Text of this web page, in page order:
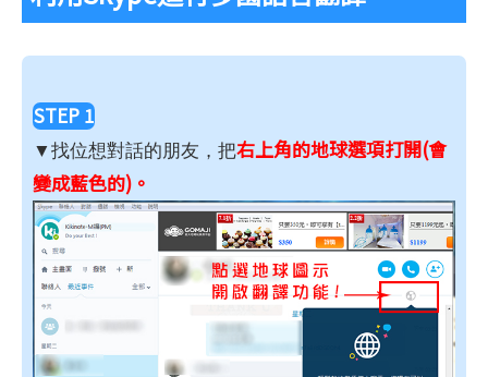
STEP 1
▼找位想對話的朋友，把右上角的地球選項打開(會
變成藍色的)。